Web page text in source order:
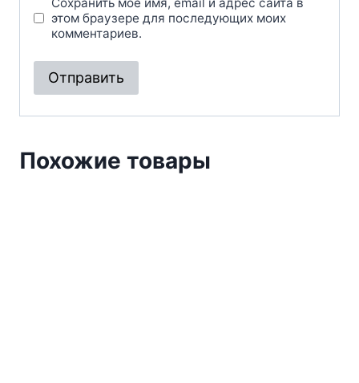
этом браузере для последующих моих
комментариев.
Похожие товары